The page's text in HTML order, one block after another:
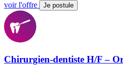
voir l'offre Je postule
Chirurgien-dentiste H/F –